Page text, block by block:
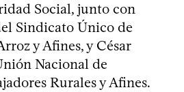
Social, junto con
Sindicato Único de
y Afines, y César
Nacional de
Rurales y Afines.